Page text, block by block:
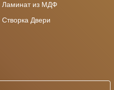
Ламинат из МДФ
Створка Двери